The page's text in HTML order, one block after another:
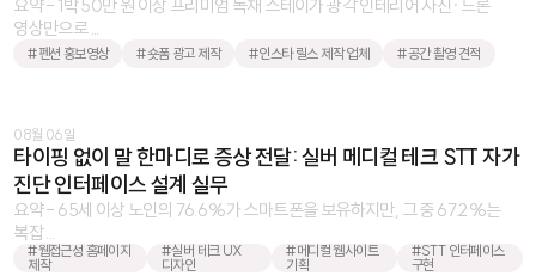
요약 - 1박 50만 원 이상 프리미엄 독채 스테이가 광각 인테리어 사진·드론
영상만으로 ...
#펜션 홍보영상 #숏폼 광고 제작 #인스타 릴스 제작 업체 #공간 촬영 견적
08월 06일
타이핑 없이 말 한마디로 증상 전달: 실버 메디컬 테크 STT 자가
진단 인터페이스 설계 실무
요약 - 65세 이상 노인의 76.6%가 스마트폰을 보유하지만, 그 중 67.2%는
복잡 ...
#웹접근성 홈페이지
제작
#실버 테크 UX
디자인
#메디컬 웹사이트
기획
#STT 인터페이스
구현